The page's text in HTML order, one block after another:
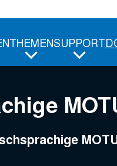
THEMENSUPPORT